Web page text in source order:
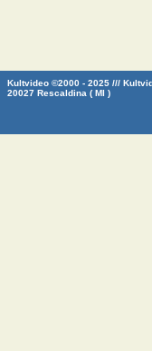
Kultvideo ©2000 - 2025 ///
20027 Rescaldina ( MI )